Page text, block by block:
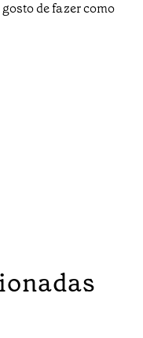
de fazer como